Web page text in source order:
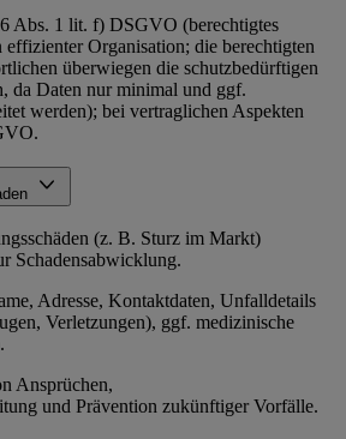
Abs. 1 lit. f) DSGVO (berechtigtes
effizienter Organisation; die berechtigten
überwiegen die schutzbedürftigen
da Daten nur minimal und ggf.
werden); bei vertraglichen Aspekten
(z. B. Sturz im Markt)
Schadensabwicklung.
Adresse, Kontaktdaten, Unfalldetails
Verletzungen), ggf. medizinische
Ansprüchen,
und Prävention zukünftiger Vorfälle.